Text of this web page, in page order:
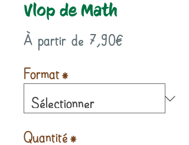
Vlop de Math
À partir de 7,90€Prix
Format
Quantité